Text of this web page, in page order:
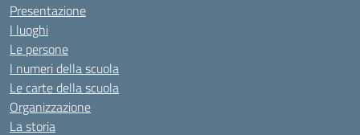
Presentazione
I luoghi
Le persone
I numeri della scuola
Le carte della scuola
Organizzazione
La storia